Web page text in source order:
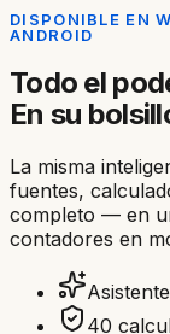
DISPONIBLE EN
ANDROID
Todo el
En su
La misma
fuentes,
completo — en
contadores en
40